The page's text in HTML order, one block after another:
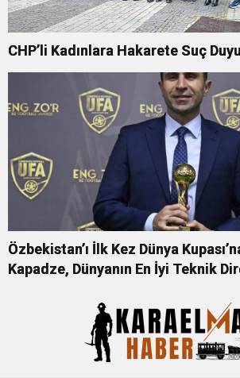
CHP’li Kadınlara Hakarete Suç
Özbekistan’ı İlk Kez Dünya
Kapadze, Dünyanın En İyi Teknik